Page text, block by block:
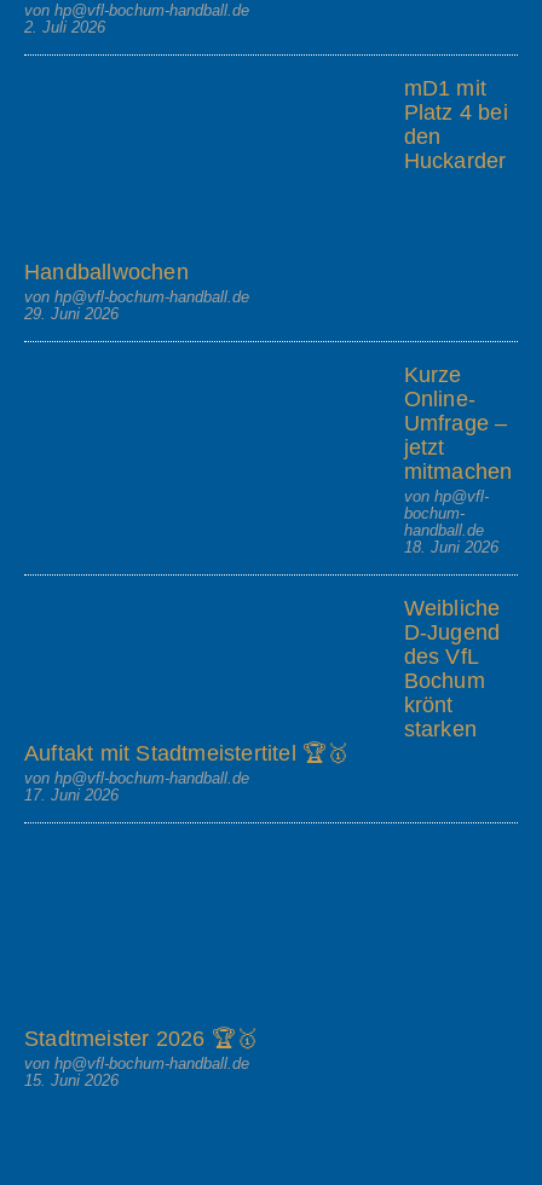
von hp@vfl-bochum-handball.de
2. Juli 2026
mD1 mit
Platz 4 bei
den
Huckarder
Handballwochen
von hp@vfl-bochum-handball.de
29. Juni 2026
Kurze
Online-
Umfrage –
jetzt
mitmachen
von hp@vfl-
bochum-
handball.de
18. Juni 2026
Weibliche
D-Jugend
des VfL
Bochum
krönt
starken
Auftakt mit Stadtmeistertitel 🏆🥇
von hp@vfl-bochum-handball.de
17. Juni 2026
Stadtmeister 2026 🏆🥇
von hp@vfl-bochum-handball.de
15. Juni 2026